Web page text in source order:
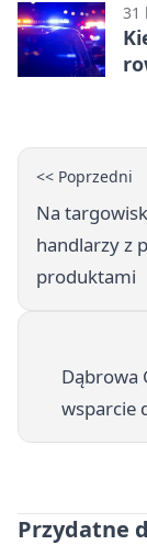
31
<< Poprzedni
Na
handlarzy z
produktami
Dąbrowa
wsparcie
Przydatne